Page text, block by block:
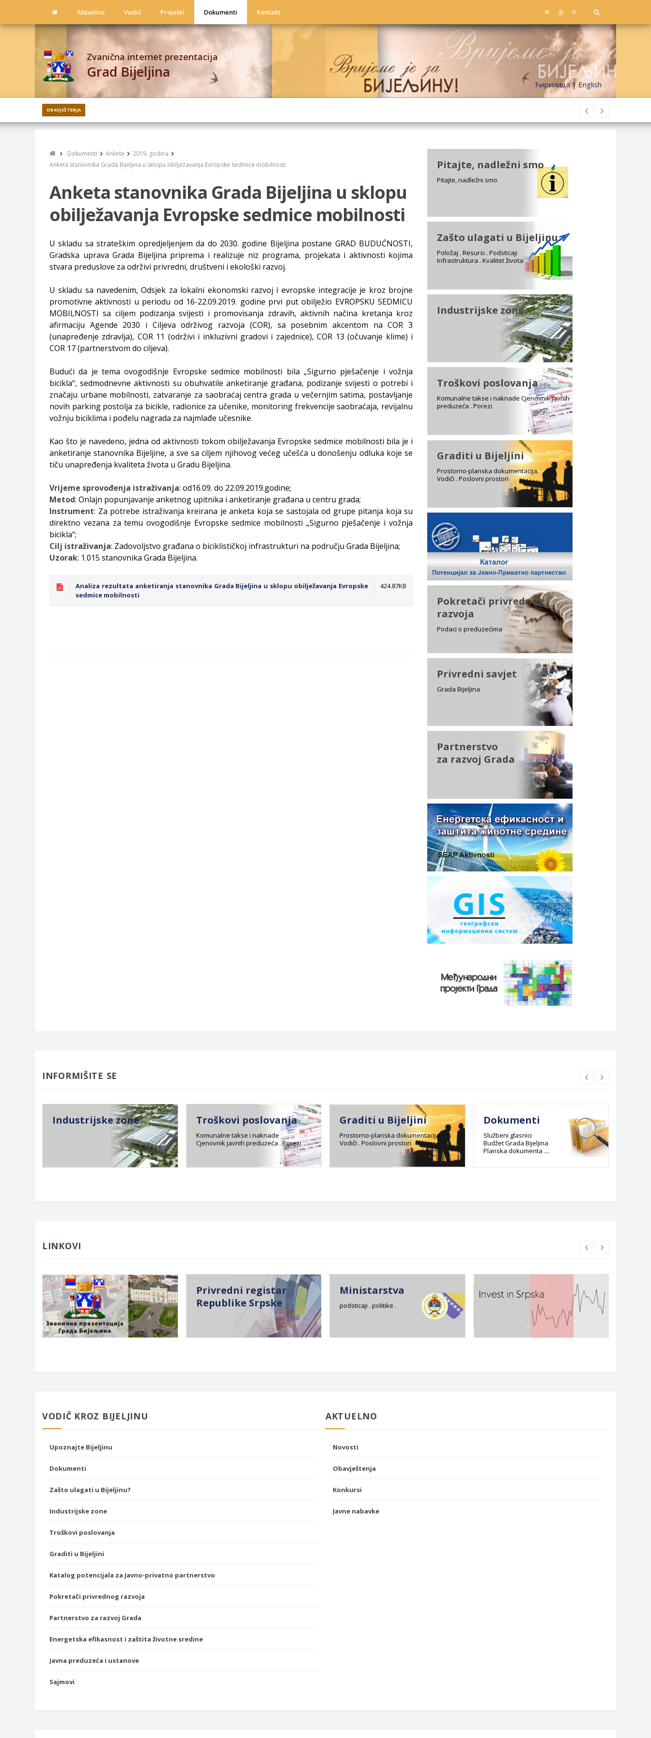
Aktuelno Vodič Projekti Dokumenti Kontakt
Ћирилица| English
Zvanična internet prezentacija
Grad Bijeljina
OBAVJEŠTENJA
Dokumenti Ankete
2019. godina
Anketa stanovnika Grada Bijeljina u sklopu obilježavanja Evropske sedmice mobilnosti
Anketa stanovnika Grada Bijeljina u sklopu
obilježavanja Evropske sedmice mobilnosti
U skladu sa strateškim opredjeljenjem da do 2030. godine Bijeljina postane GRAD BUDUĆNOSTI,
Gradska uprava Grada Bijeljina priprema i realizuje niz programa, projekata i aktivnosti kojima
stvara preduslove za održivi privredni, društveni i ekološki razvoj.
U skladu sa navedenim, Odsjek za lokalni ekonomski razvoj i evropske integracije je kroz brojne
promotivne aktivnosti u periodu od 16-22.09.2019. godine prvi put obilježio EVROPSKU SEDMICU
MOBILNOSTI sa ciljem podizanja svijesti i promovisanja zdravih, aktivnih načina kretanja kroz
afirmaciju Agende 2030 i Ciljeva održivog razvoja (COR), sa posebnim akcentom na COR 3
(unapređenje zdravlja), COR 11 (održivi i inkluzivni gradovi i zajednice), COR 13 (očuvanje klime) i
COR 17 (partnerstvom do ciljeva).
Budući da je tema ovogodišnje Evropske sedmice mobilnosti bila „Sigurno pješačenje i vožnja
bicikla“, sedmodnevne aktivnosti su obuhvatile anketiranje građana, podizanje svijesti o potrebi i
značaju urbane mobilnosti, zatvaranje za saobraćaj centra grada u večernjim satima, postavljanje
novih parking postolja za bicikle, radionice za učenike, monitoring frekvencije saobraćaja, revijalnu
vožnju biciklima i pođelu nagrada za najmlađe učesnike.
Kao što je navedeno, jedna od aktivnosti tokom obilježavanja Evropske sedmice mobilnosti bila je i
anketiranje stanovnika Bijeljine, a sve sa ciljem njihovog većeg učešća u donošenju odluka koje se
tiču unapređenja kvaliteta života u Gradu Bijeljina.
Vrijeme sprovođenja istraživanja: od16.09. do 22.09.2019.godine;
Metod: Onlajn popunjavanje anketnog upitnika i anketiranje građana u centru grada;
Instrument: Za potrebe istraživanja kreirana je anketa koja se sastojala od grupe pitanja koja su
direktno vezana za temu ovogodišnje Evropske sedmice mobilnosti „Sigurno pješačenje i vožnja
bicikla“;
Cilj istraživanja: Zadovoljstvo građana o biciklističkoj infrastrukturi na području Grada Bijeljina;
Uzorak: 1.015 stanovnika Grada Bijeljina.
Analiza rezultata anketiranja stanovnika Grada Bijeljina u sklopu obilježavanja Evropske
sedmice mobilnosti
424.87KB
Pitajte, nadležni smo
Pitajte, nadležni smo
Zašto ulagati u Bijeljinu
Položaj . Resursi . Podsticaji
Infrastruktura . Kvalitet života
Industrijske zone
Troškovi poslovanja
Komunalne takse i naknade Cjenovnik javnih
preduzeća . Porezi
Graditi u Bijeljini
Prostorno-planska dokumentacija.
Vodiči . Poslovni prostori
Pokretači privrednog
razvoja
Podaci o preduzećima
Privredni savjet
Grada Bijeljina
Partnerstvo
za razvoj Grada
INFORMIŠITE SE
Industrijske zone Troškovi poslovanja
Komunalne takse i naknade
Cjenovnik javnih preduzeća . Porezi
Graditi u Bijeljini
Prostorno-planska dokumentacija.
Vodiči . Poslovni prostori
Dokumenti
Službeni glasnici
Budžet Grada Bijeljina
Planska dokumenta ....
LINKOVI
Privredni registar
Republike Srpske
Ministarstva
podsticaji . politike .
VODIČ KROZ BIJELJINU
Upoznajte Bijeljinu
Dokumenti
Zašto ulagati u Bijeljinu?
Industrijske zone
Troškovi poslovanja
Graditi u Bijeljini
Katalog potencijala za Javno-privatno partnerstvo
Pokretači privrednog razvoja
Partnerstvo za razvoj Grada
Energetska efikasnost i zaštita životne sredine
Javna preduzeća i ustanove
Sajmovi
AKTUELNO
Novosti
Obavještenja
Konkursi
Javne nabavke